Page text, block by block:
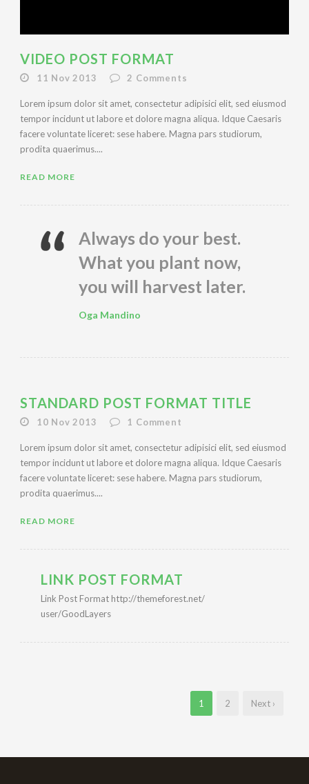
VIDEO POST FORMAT
11 Nov 2013 2 Comments
Lorem ipsum dolor sit amet, consectetur adipisici elit, sed eiusmod
tempor incidunt ut labore et dolore magna aliqua. Idque Caesaris
facere voluntate liceret: sese habere. Magna pars studiorum,
prodita quaerimus....
READ MORE
Always do your best.
What you plant now,
you will harvest later.
Oga Mandino
STANDARD POST FORMAT TITLE
10 Nov 2013 1 Comment
Lorem ipsum dolor sit amet, consectetur adipisici elit, sed eiusmod
tempor incidunt ut labore et dolore magna aliqua. Idque Caesaris
facere voluntate liceret: sese habere. Magna pars studiorum,
prodita quaerimus....
READ MORE
LINK POST FORMAT
Link Post Format http://themeforest.net/
user/GoodLayers
1 2 Next ›